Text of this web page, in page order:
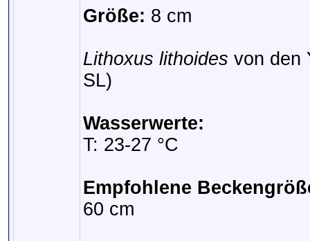
Größe: 8 cm
Lithoxus lithoides von den
SL)
Wasserwerte:
T: 23-27 °C
Empfohlene
60 cm